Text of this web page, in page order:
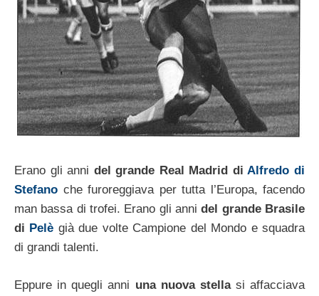
Erano gli anni del grande Real Madrid diAlfredo di
Stefano che furoreggiava per tutta l’Europa, facendo
man bassa di trofei. Erano gli annidel grande Brasile
di Pelè già due volte Campione del Mondo e squadra
di grandi talenti.
Eppure in quegli anni una nuova stella si affacciava